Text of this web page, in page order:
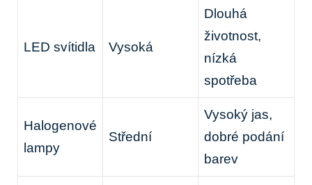
LED svítidla Vysoká
Dlouhá
životnost,
nízká⁤
spotřeba
Halogenové
lampy
Střední
Vysoký⁤ jas,
dobré podání
barev